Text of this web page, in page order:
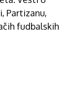
Partizanu,
fudbalskih